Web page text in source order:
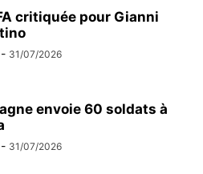
critiquée pour Gianni
- 31/07/2026
envoie 60 soldats à
- 31/07/2026